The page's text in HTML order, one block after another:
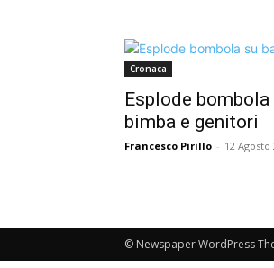
Cronaca
Esplode
bimba e genitori
Francesco Pirillo - 12 Agosto
© Newspaper WordPress